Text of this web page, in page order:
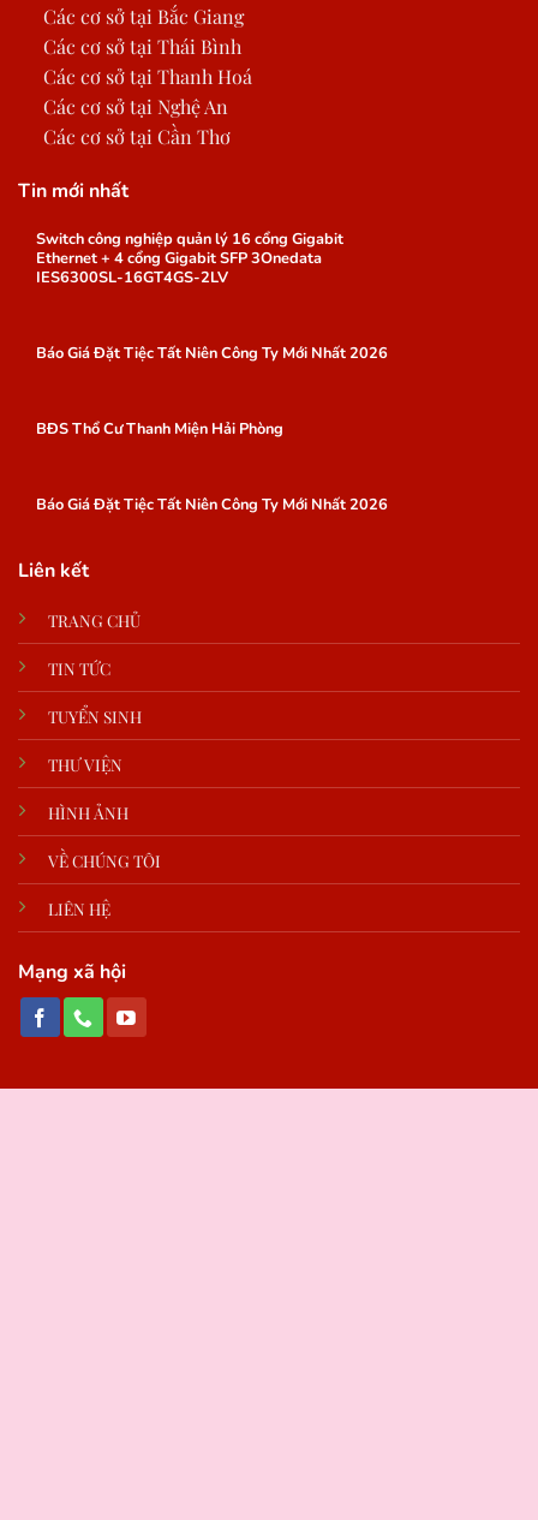
Các cơ sở tại Bắc Giang
Các cơ sở tại Thái Bình
Các cơ sở tại Thanh Hoá
Các cơ sở tại Nghệ An
Các cơ sở tại Cần Thơ
Tin mới nhất
Switch công nghiệp quản lý 16 cổng Gigabit
Ethernet + 4 cổng Gigabit SFP 3Onedata
IES6300SL-16GT4GS-2LV
Báo Giá Đặt Tiệc Tất Niên Công Ty Mới Nhất 2026
BĐS Thổ Cư Thanh Miện Hải Phòng
Báo Giá Đặt Tiệc Tất Niên Công Ty Mới Nhất 2026
Liên kết
TRANG CHỦ
TIN TỨC
TUYỂN SINH
THƯ VIỆN
HÌNH ẢNH
VỀ CHÚNG TÔI
LIÊN HỆ
Mạng xã hội